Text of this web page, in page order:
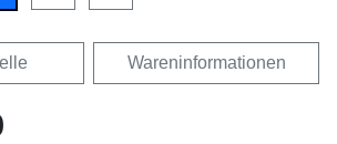
Wareninformationen